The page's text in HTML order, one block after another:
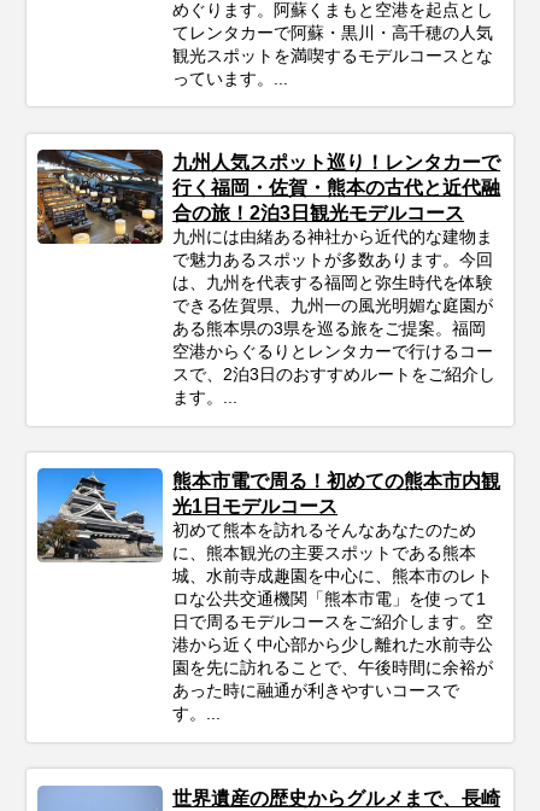
めぐります。阿蘇くまもと空港を起点とし
てレンタカーで阿蘇・黒川・高千穂の人気
観光スポットを満喫するモデルコースとな
っています。...
九州人気スポット巡り！レンタカーで
行く福岡・佐賀・熊本の古代と近代融
合の旅！2泊3日観光モデルコース
九州には由緒ある神社から近代的な建物ま
で魅力あるスポットが多数あります。今回
は、九州を代表する福岡と弥生時代を体験
できる佐賀県、九州一の風光明媚な庭園が
ある熊本県の3県を巡る旅をご提案。福岡
空港からぐるりとレンタカーで行けるコー
スで、2泊3日のおすすめルートをご紹介し
ます。...
熊本市電で周る！初めての熊本市内観
光1日モデルコース
初めて熊本を訪れるそんなあなたのため
に、熊本観光の主要スポットである熊本
城、水前寺成趣園を中心に、熊本市のレト
ロな公共交通機関「熊本市電」を使って1
日で周るモデルコースをご紹介します。空
港から近く中心部から少し離れた水前寺公
園を先に訪れることで、午後時間に余裕が
あった時に融通が利きやすいコースで
す。...
世界遺産の歴史からグルメまで、長崎